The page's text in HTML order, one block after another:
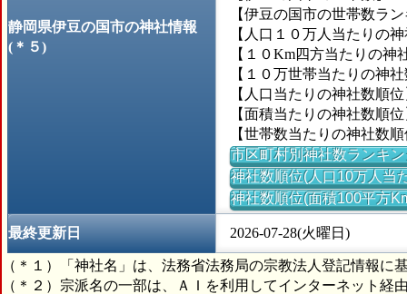
静岡県伊豆の国市の神社情報
(＊５)
【伊豆の国市の世帯数ラ
【人口１０万人当たりの
【１０Km四方当たりの神
【１０万世帯当たりの神
【人口当たりの神社数順
【面積当たりの神社数順
【世帯数当たりの神社数
市区町村別神社数ランキ
神社数順位(人口10万人当
神社数順位(面積100平方
最終更新日 2026-07-28(火曜日)
（＊１）「神社名」は、法務省法務局の宗教法人登記情報に
（＊２）宗派名の一部は、ＡＩを利用してインターネット